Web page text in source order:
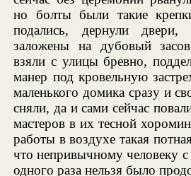
но болты были такие
подались, дернули
заложены на дубовый
взяли с улицы бревно,
манер под кровельную
маленького домика сразу и
сняли, да и сами сейчас
мастеров в их тесной
работы в воздухе такая
что непривычному человеку с
одного раза нельзя было